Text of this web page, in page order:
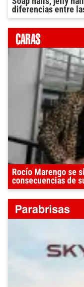
diferencias entre
Rocío Marengo se
consecuencias de